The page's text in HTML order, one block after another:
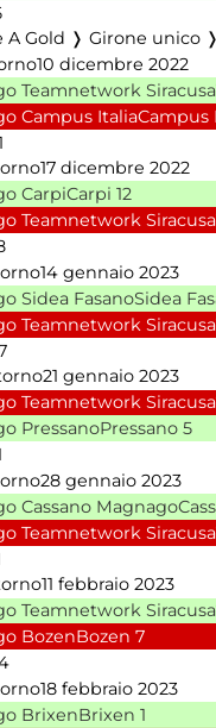
A Gold ❭ Girone unico
10 dicembre 2022
Campus
17 dicembre 2022
Carpi 12
14 gennaio 2023
Sidea
21 gennaio 2023
Pressano 5
28 gennaio 2023
11 febbraio 2023
Bozen 7
18 febbraio 2023
Brixen 1